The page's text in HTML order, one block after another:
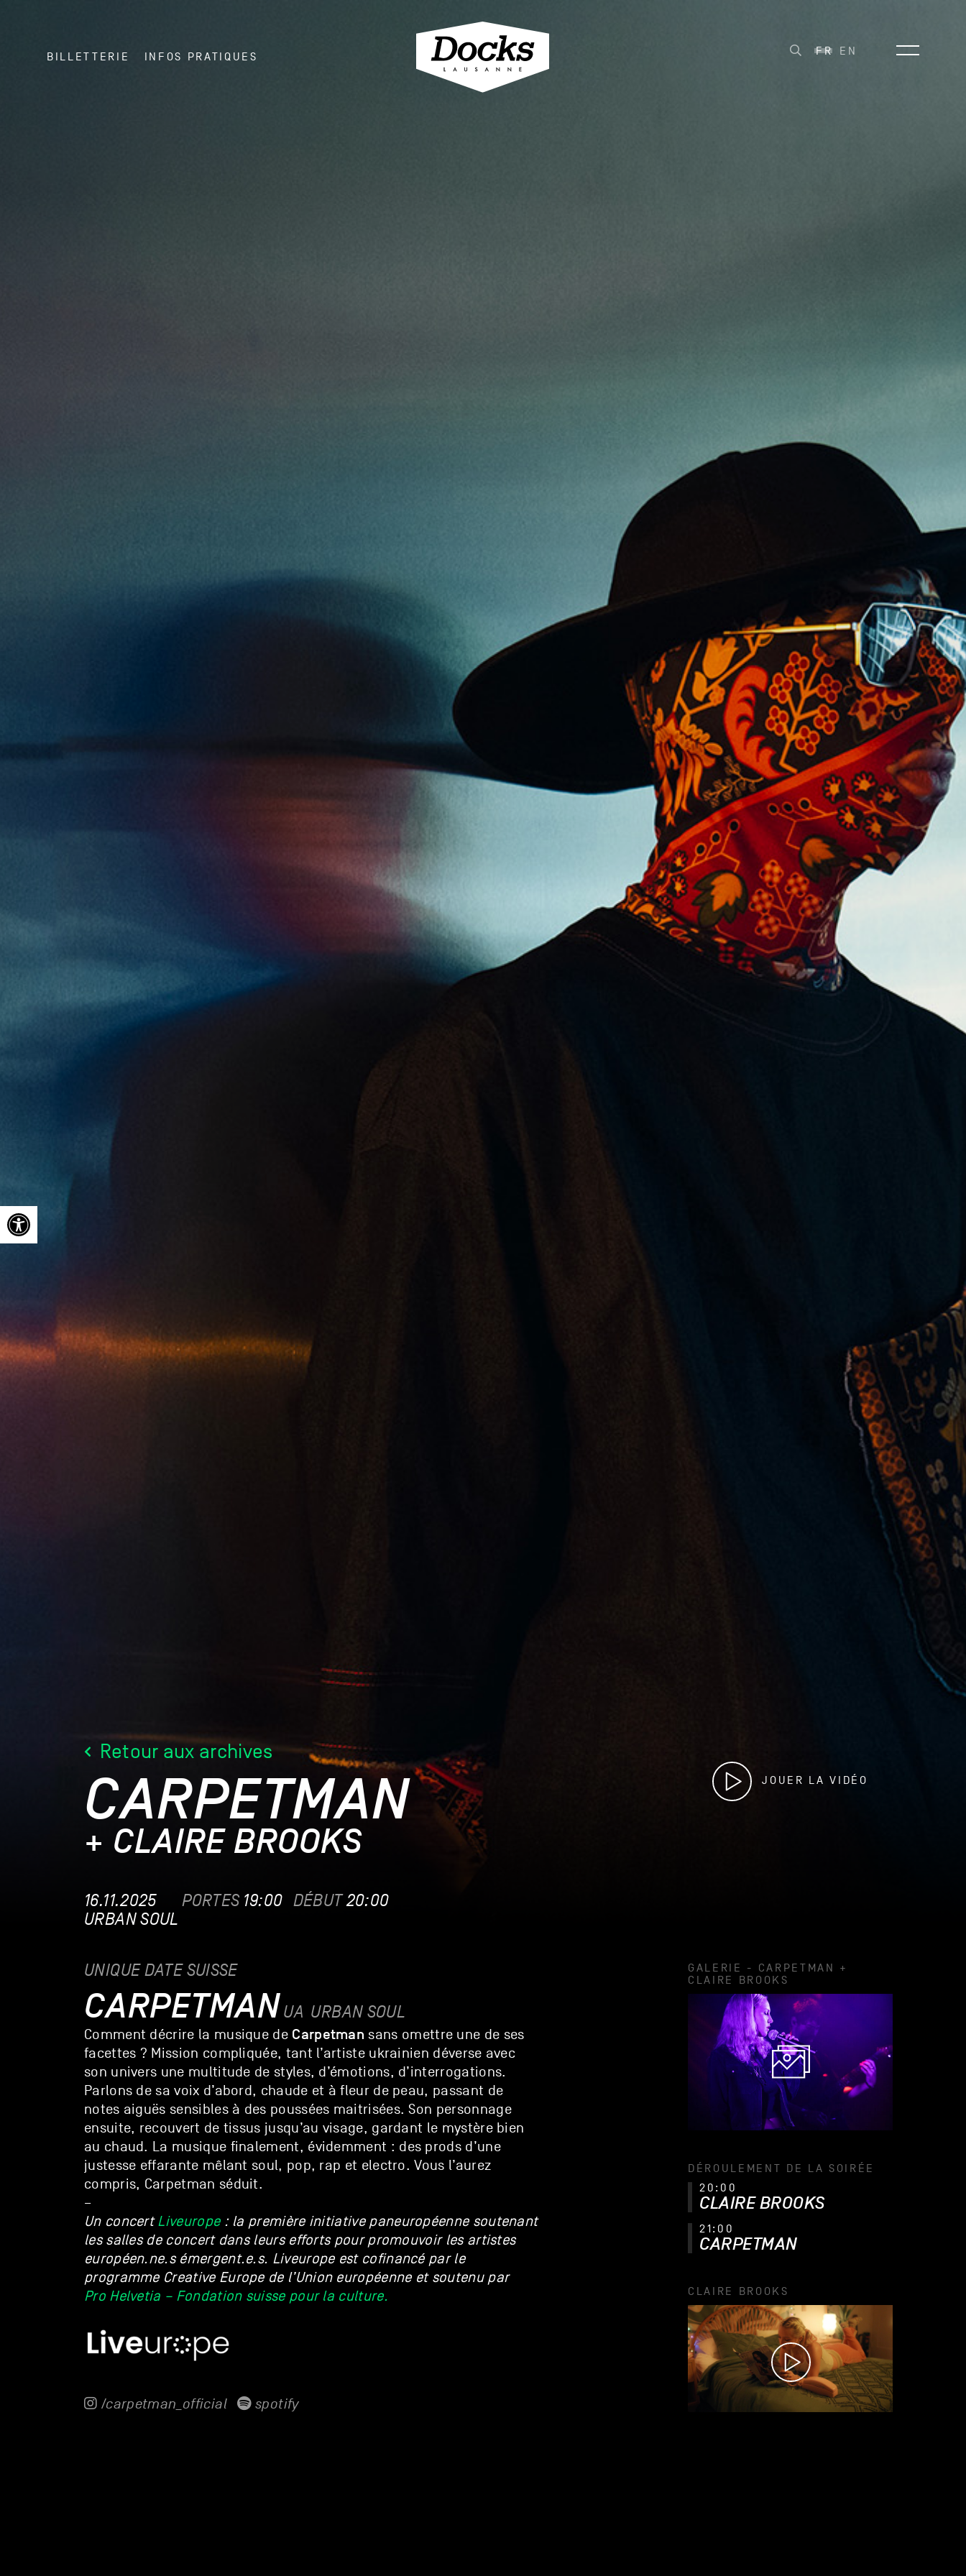
Ouvrir la barre d’outils
BILLETTERIE INFOS PRATIQUES FR EN
Retour aux archives
CARPETMAN JOUER LA VIDÉO
+ CLAIRE BROOKS
16.11.2025 PORTES 19:00 DÉBUT 20:00
URBAN SOUL
UNIQUE DATE SUISSE
CARPETMANUA URBAN SOUL
Comment décrire la musique de Carpetman sans omettre une de ses
facettes ? Mission compliquée, tant l’artiste ukrainien déverse avec
son univers une multitude de styles, d’émotions, d’interrogations.
Parlons de sa voix d’abord, chaude et à fleur de peau, passant de
notes aiguës sensibles à des poussées maitrisées. Son personnage
ensuite, recouvert de tissus jusqu’au visage, gardant le mystère bien
au chaud. La musique finalement, évidemment : des prods d’une
justesse effarante mêlant soul, pop, rap et electro. Vous l’aurez
compris, Carpetman séduit.
–
Un concertLiveurope: la première initiative paneuropéenne soutenant
les salles de concert dans leurs efforts pour promouvoir les artistes
européen.ne.s émergent.e.s. Liveurope est cofinancé par le
programme Creative Europe de l’Union européenne et soutenu par
Pro Helvetia – Fondation suisse pour la culture.
/carpetman_official spotify
GALERIE - CARPETMAN +
CLAIRE BROOKS
DÉROULEMENT DE LA SOIRÉE
20:00
CLAIRE BROOKS
21:00
CARPETMAN
CLAIRE BROOKS